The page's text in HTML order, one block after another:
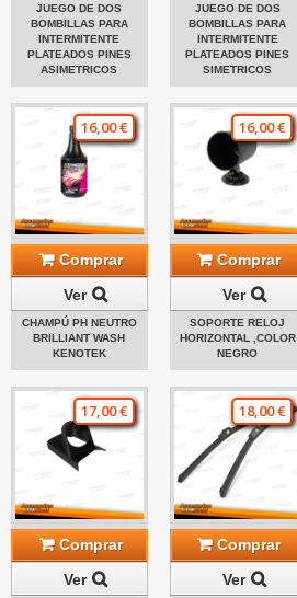
JUEGO DE DOS
BOMBILLAS PARA
INTERMITENTE
PLATEADOS PINES
ASIMETRICOS
JUEGO DE DOS
BOMBILLAS PARA
INTERMITENTE
PLATEADOS PINES
SIMETRICOS
16,00 €
Comprar
Ver
CHAMPÚ PH NEUTRO
BRILLIANT WASH
KENOTEK
16,00 €
Comprar
Ver
SOPORTE RELOJ
HORIZONTAL ,COLOR
NEGRO
17,00 €
Comprar
Ver
18,00 €
Comprar
Ver